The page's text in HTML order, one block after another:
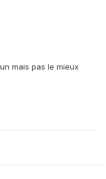
mais pas le mieux